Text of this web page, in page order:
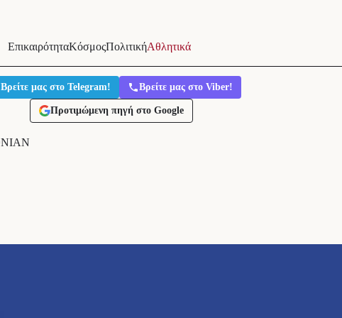
ΕπικαιρότηταΚόσμοςΠολιτικήΑθλητικά
Βρείτε μας στο Telegram! Βρείτε μας στο Viber!
Προτιμώμενη πηγή στο Google